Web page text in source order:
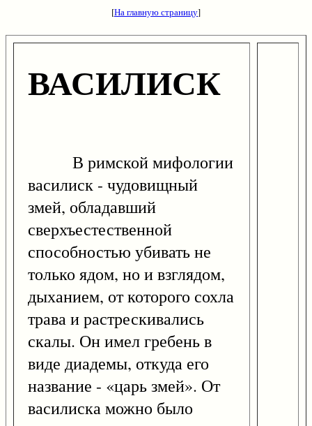
[На главную страницу]
ВАСИЛИСК
В римской мифологии
василиск - чудовищный
змей, обладавший
сверхъестественной
способностью убивать не
только ядом, но и взглядом,
дыханием, от которого сохла
трава и растрескивались
скалы. Он имел гребень в
виде диадемы, откуда его
название - «царь змей». От
василиска можно было